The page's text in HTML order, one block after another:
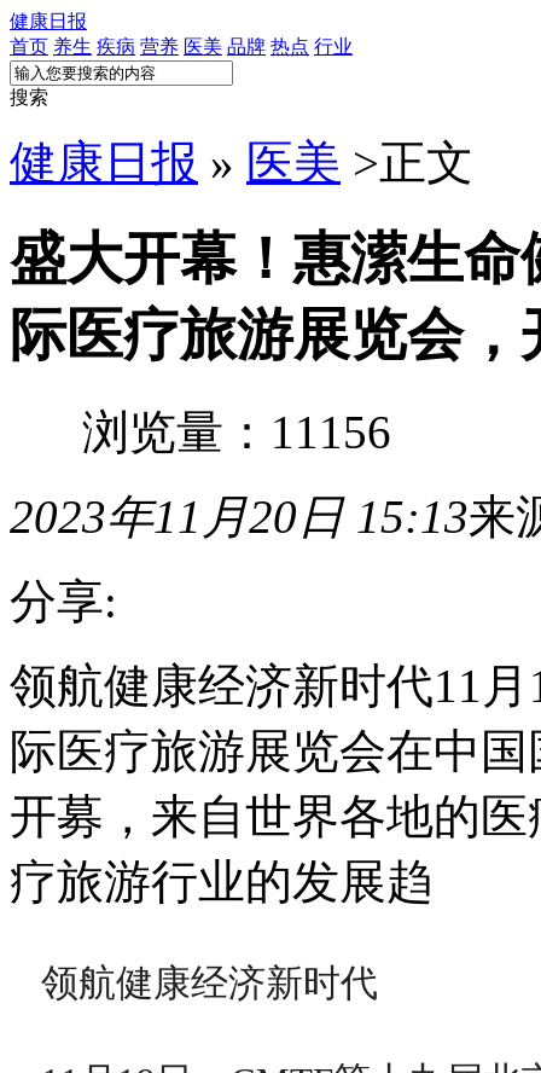
健康日报
首页 养生 疾病 营养 医美 品牌 热点 行业
搜索
健康日报 » 医美 >正文
盛大开幕！惠潆生
际医疗旅游展览会
浏览量：11156
2023年11月20日 15:13来
分享:
领航健康经济新时代11
际医疗旅游展览会在中
开募，来自世界各地的
疗旅游行业的发展趋
领航健康经济新时代